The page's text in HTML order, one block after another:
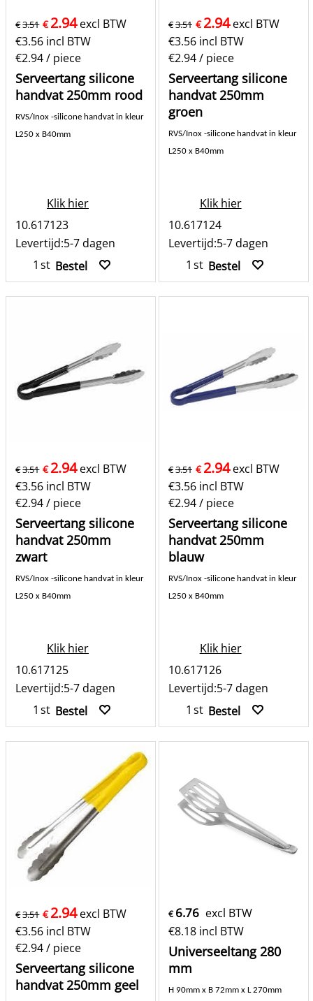
€3.51 €2.94 excl BTW
€3.56 incl BTW
€2.94/ piece
Serveertang silicone
handvat 250mm rood
RVS/Inox -silicone handvat in kleur
L250 x B40mm
Klik hier
10.617123
Levertijd:5-7 dagen
st Bestel
€3.51 € 2.94 excl BTW
€3.56 incl BTW
€2.94/ piece
Serveertang silicone
handvat 250mm
groen
RVS/Inox -silicone handvat in kleur
L250 x B40mm
Klik hier
10.617124
Levertijd:5-7 dagen
st Bestel
€3.51 €2.94 excl BTW
€3.56 incl BTW
€2.94/ piece
Serveertang silicone
handvat 250mm
zwart
RVS/Inox -silicone handvat in kleur
L250 x B40mm
Klik hier
10.617125
Levertijd:5-7 dagen
st Bestel
€3.51 € 2.94 excl BTW
€3.56 incl BTW
€2.94/ piece
Serveertang silicone
handvat 250mm
blauw
RVS/Inox -silicone handvat in kleur
L250 x B40mm
Klik hier
10.617126
Levertijd:5-7 dagen
st Bestel
€3.51 €2.94 excl BTW
€3.56 incl BTW
€2.94/ piece
Serveertang silicone
handvat 250mm geel
€ 6.76 excl BTW
€8.18 incl BTW
Universeeltang 280
mm
H 90mm x B 72mm x L 270mm